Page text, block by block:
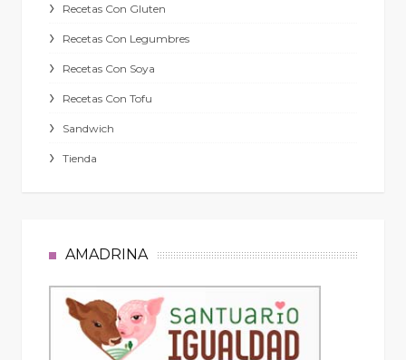
Recetas Con Gluten
Recetas Con Legumbres
Recetas Con Soya
Recetas Con Tofu
Sandwich
Tienda
AMADRINA